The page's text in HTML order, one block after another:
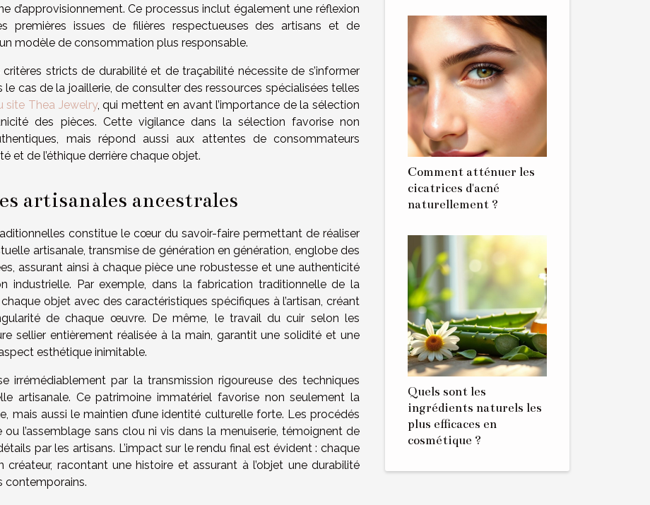
d’approvisionnement. Ce processus inclut également une réflexion
premières issues de filières respectueuses des artisans et de
modèle de consommation plus responsable.
stricts de durabilité et de traçabilité nécessite de s’informer
cas de la joaillerie, de consulter des ressources spécialisées telles
site Thea Jewelry, qui mettent en avant l’importance de la sélection
des pièces. Cette vigilance dans la sélection favorise non
mais répond aussi aux attentes de consommateurs
et de l’éthique derrière chaque objet.
artisanales ancestrales
constitue le cœur du savoir-faire permettant de réaliser
artisanale, transmise de génération en génération, englobe des
assurant ainsi à chaque pièce une robustesse et une authenticité
industrielle. Par exemple, dans la fabrication traditionnelle de la
objet avec des caractéristiques spécifiques à l’artisan, créant
de chaque œuvre. De même, le travail du cuir selon les
sellier entièrement réalisée à la main, garantit une solidité et une
esthétique inimitable.
irrémédiablement par la transmission rigoureuse des techniques
artisanale. Ce patrimoine immatériel favorise non seulement la
mais aussi le maintien d’une identité culturelle forte. Les procédés
l’assemblage sans clou ni vis dans la menuiserie, témoignent de
par les artisans. L’impact sur le rendu final est évident : chaque
racontant une histoire et assurant à l’objet une durabilité
contemporains.
Comment atténuer les
cicatrices d'acné
naturellement ?
Quels sont les
ingrédients naturels les
plus efficaces en
cosmétique ?